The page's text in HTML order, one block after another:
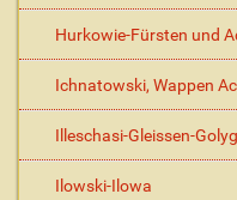
Hurkowie-Fürsten und
Ichnatowski, Wappen
Illeschasi-Gleissen-
Ilowski-Ilowa